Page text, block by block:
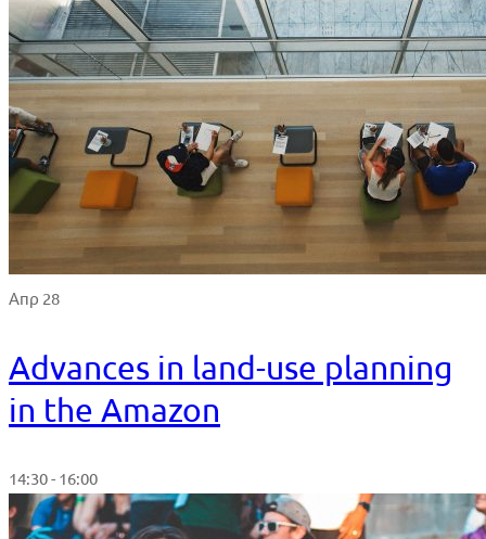
Απρ 28
Advances in land-use planning
in the Amazon
14:30 - 16:00